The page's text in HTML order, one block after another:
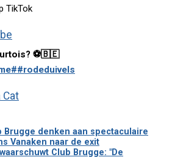
TikTok
⚽️🇧🇪
##rodeduivels
Cat
Brugge denken aan spectaculaire
Vanaken naar de exit
Club Brugge: "De